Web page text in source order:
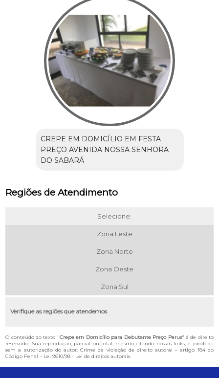
CREPE EM DOMICÍLIO EM FESTA
PREÇO AVENIDA NOSSA SENHORA
DO SABARÁ
Regiões de Atendimento
Selecione:
Zona Leste
Zona Norte
Zona Oeste
Zona Sul
Verifique as regiões que atendemos
O conteúdo do texto "Crepe em Domicílio para Debutante Preço Perus" é de direito
reservado. Sua reprodução, parcial ou total, mesmo citando nossos links, é proibida
sem a autorização do autor. Crime de violação de direito autoral – artigo 184 do
Código Penal – Lei 9610/98 - Lei de direitos autorais.